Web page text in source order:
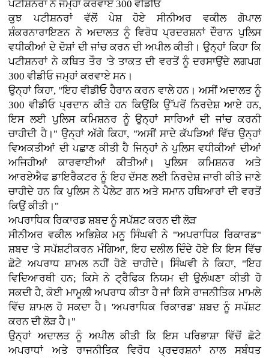
ਪਟੀਸ਼ਨਰਾਂ ਨੇ ਜਮ੍ਹਾਂ ਕਰਵਾਏ 300 ਵੀਡੀਓ
ਕੁਝ ਪਟੀਸ਼ਨਰਾਂ ਵੱਲੋਂ ਪੇਸ਼ ਹੋਏ ਸੀਨੀਅਰ ਵਕੀਲ ਗੋਪਾਲ
ਸ਼ੰਕਰਨਾਰਾਇਣਨ ਨੇ ਅਦਾਲਤ ਨੂੰ ਵਿਰੋਧ ਪ੍ਰਦਰਸ਼ਨਾਂ ਦੌਰਾਨ ਪੁਲਿਸ
ਵਧੀਕੀਆਂ ਦੇ ਦੋਸ਼ਾਂ ਦੀ ਜਾਂਚ ਕਰਨ ਦੀ ਅਪੀਲ ਕੀਤੀ। ਉਨ੍ਹਾਂ ਕਿਹਾ ਕਿ
ਪਟੀਸ਼ਨਰਾਂ ਨੇ ਕਥਿਤ ਤੌਰ 'ਤੇ ਤਾਕਤ ਦੀ ਵਰਤੋਂ ਨੂੰ ਦਰਸਾਉਂਦੇ ਲਗਪਗ
300 ਵੀਡੀਓ ਜਮ੍ਹਾਂ ਕਰਵਾਏ ਸਨ।
ਉਨ੍ਹਾਂ ਕਿਹਾ, "ਇਹ ਵੀਡੀਓ ਹੈਰਾਨ ਕਰਨ ਵਾਲੇ ਹਨ। ਅਸੀਂ ਅਦਾਲਤ ਨੂੰ
300 ਵੀਡੀਓ ਪ੍ਰਦਾਨ ਕੀਤੇ ਹਨ ਕਿਉਂਕਿ ਉੱਪਰੋਂ ਨਿਰਦੇਸ਼ ਆਏ ਹਨ,
ਇਸ ਲਈ ਪੁਲਿਸ ਕਮਿਸ਼ਨਰ ਨੂੰ ਉਨ੍ਹਾਂ ਸਾਰਿਆਂ ਦੀ ਜਾਂਚ ਕਰਨੀ
ਚਾਹੀਦੀ ਹੈ।" ਉਨ੍ਹਾਂ ਅੱਗੇ ਕਿਹਾ, "ਅਸੀਂ ਸਾਦੇ ਕੱਪੜਿਆਂ ਵਿੱਚ ਉਨ੍ਹਾਂ
ਵਿਅਕਤੀਆਂ ਦੀ ਪਛਾਣ ਕੀਤੀ ਹੈ ਜਿਨ੍ਹਾਂ ਨੇ ਪੁਲਿਸ ਵਧੀਕੀਆਂ ਦੀਆਂ
ਅਜਿਹੀਆਂ ਕਾਰਵਾਈਆਂ ਕੀਤੀਆਂ। ਪੁਲਿਸ ਕਮਿਸ਼ਨਰ ਅਤੇ
ਆਰਏਐਫ ਡਾਇਰੈਕਟਰ ਨੂੰ ਇਹ ਦੱਸਣ ਲਈ ਨਿਰਦੇਸ਼ ਜਾਰੀ ਕੀਤੇ ਜਾਣੇ
ਚਾਹੀਦੇ ਹਨ ਕਿ ਪੁਲਿਸ ਨੇ ਪੈਲੇਟ ਗਨ ਅਤੇ ਸਮਾਨ ਹਥਿਆਰਾਂ ਦੀ ਵਰਤੋਂ
ਕਿਉਂ ਕੀਤੀ।"
ਅਪਰਾਧਿਕ ਰਿਕਾਰਡ ਸ਼ਬਦ ਨੂੰ ਸਪੱਸ਼ਟ ਕਰਨ ਦੀ ਲੋੜ
ਸੀਨੀਅਰ ਵਕੀਲ ਅਭਿਸ਼ੇਕ ਮਨੂ ਸਿੰਘਵੀ ਨੇ "ਅਪਰਾਧਿਕ ਰਿਕਾਰਡ"
ਸ਼ਬਦ 'ਤੇ ਸਪੱਸ਼ਟੀਕਰਨ ਮੰਗਿਆ, ਇਹ ਦਲੀਲ ਦਿੰਦੇ ਹੋਏ ਕਿ ਇਸ ਵਿੱਚ
ਛੋਟੇ ਅਪਰਾਧ ਸ਼ਾਮਲ ਨਹੀਂ ਹੋਣੇ ਚਾਹੀਦੇ। ਸਿੰਘਵੀ ਨੇ ਕਿਹਾ, "ਇਹ
ਵਿਦਿਆਰਥੀ ਹਨ; ਕਿਸੇ ਨੇ ਟ੍ਰੈਫਿਕ ਨਿਯਮ ਦੀ ਉਲੰਘਣਾ ਕੀਤੀ ਹੋ
ਸਕਦੀ ਹੈ, ਕੋਈ ਮਾਮੂਲੀ ਅਪਰਾਧ ਕੀਤਾ ਹੈ ਜਾਂ ਕਿਸੇ ਰਾਜਨੀਤਿਕ ਮਾਮਲੇ
ਵਿੱਚ ਸ਼ਾਮਲ ਹੋ ਸਕਦਾ ਹੈ। 'ਅਪਰਾਧਿਕ ਰਿਕਾਰਡ' ਸ਼ਬਦ ਨੂੰ ਸਪੱਸ਼ਟ
ਕਰਨ ਦੀ ਲੋੜ ਹੈ।"
ਉਨ੍ਹਾਂ ਅਦਾਲਤ ਨੂੰ ਅਪੀਲ ਕੀਤੀ ਕਿ ਇਸ ਪਰਿਭਾਸ਼ਾ ਵਿੱਚੋਂ ਛੋਟੇ
ਅਪਰਾਧਾਂ ਅਤੇ ਰਾਜਨੀਤਿਕ ਵਿਰੋਧ ਪ੍ਰਦਰਸ਼ਨਾਂ ਨਾਲ ਸਬੰਧਤ